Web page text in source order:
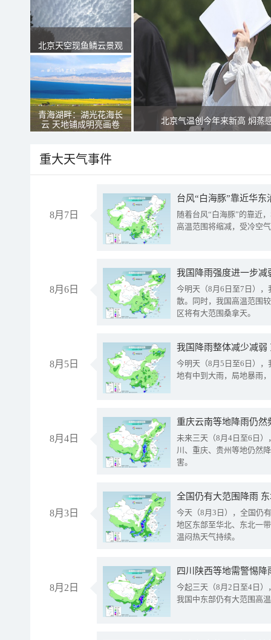
北京天空现鱼鳞云景观
青海湖畔：湖光花海长
云 天地铺成明亮画卷
北京气温创今年来新高 焖蒸
重大天气事件
8月7日
台风“白海豚”靠近华
随着台风“白海豚”的靠近
高温范围将缩减，受冷空
8月6日
今明天（8月6日至7日）
散。同时，我国高温范围
区将有大范围桑拿天。
8月5日
我国降雨整体减少减弱
今明天（8月5日至6日）
地有中到大雨，局地暴雨
8月4日
重庆云南等地降雨仍然
未来三天（8月4日至6日
川、重庆、贵州等地仍然
害。
8月3日
全国仍有大范围降雨
今天（8月3日），全国仍
地区东部至华北、东北一
温闷热天气持续。
8月2日
今起三天（8月2日至4日
我国中东部仍有大范围高